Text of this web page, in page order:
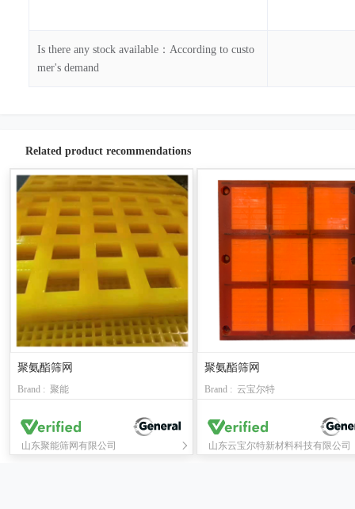
Is there any stock available：According to custo
mer's demand
Related product recommendations
聚氨酯筛网
Brand : 聚能
山东聚能筛网有限公司
聚氨酯筛网
Brand : 云宝尔特
山东云宝尔特新材料科技有限公司